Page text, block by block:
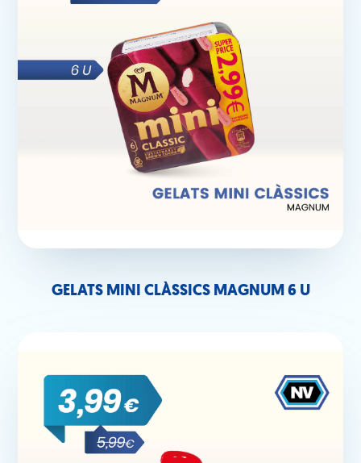
GELATS MINI CLÀSSICS MAGNUM 6 U